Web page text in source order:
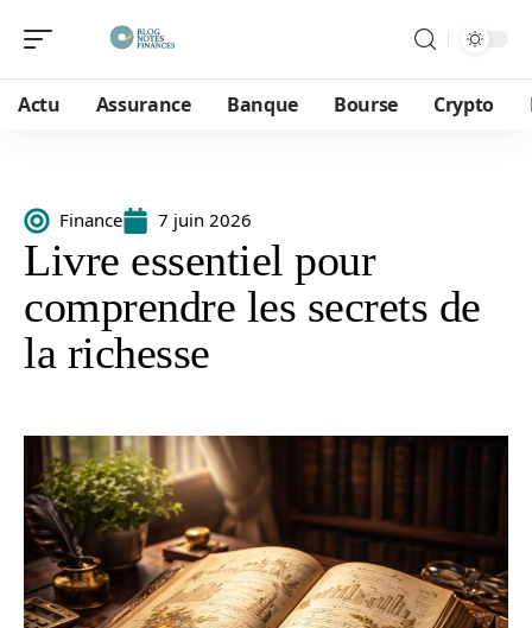
Actu Assurance Banque Bourse Crypto
Finance 7 juin 2026
Livre essentiel pour
comprendre les secrets de
la richesse